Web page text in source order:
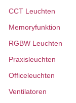
CCT Leuchten
Memoryfunktion
RGBW Leuchten
Praxisleuchten
Officeleuchten
Ventilatoren